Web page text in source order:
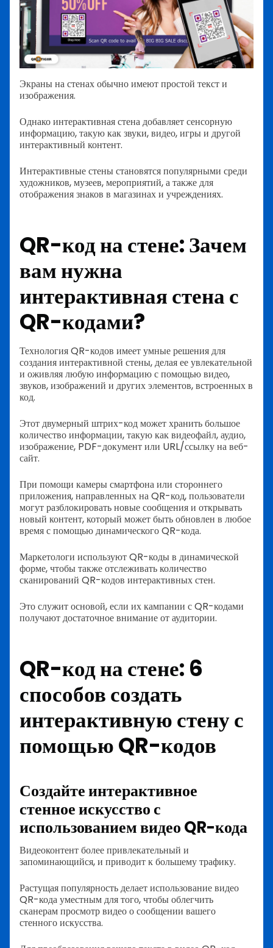
Экраны на стенах обычно имеют простой текст и
изображения.
Однако интерактивная стена добавляет сенсорную
информацию, такую как звуки, видео, игры и другой
интерактивный контент.
Интерактивные стены становятся популярными среди
художников, музеев, мероприятий, а также для
отображения знаков в магазинах и учреждениях.
QR-код на стене: Зачем
вам нужна
интерактивная стена с
QR-кодами?
Технология QR-кодов имеет умные решения для
создания интерактивной стены, делая ее увлекательной
и оживляя любую информацию с помощью видео,
звуков, изображений и других элементов, встроенных в
код.
Этот двумерный штрих-код может хранить большое
количество информации, такую как видеофайл, аудио,
изображение, PDF-документ или URL/ссылку на веб-
сайт.
При помощи камеры смартфона или стороннего
приложения, направленных на QR-код, пользователи
могут разблокировать новые сообщения и открывать
новый контент, который может быть обновлен в любое
время с помощью динамического QR-кода.
Маркетологи используют QR-коды в динамической
форме, чтобы также отслеживать количество
сканирований QR-кодов интерактивных стен.
Это служит основой, если их кампании с QR-кодами
получают достаточное внимание от аудитории.
QR-код на стене: 6
способов создать
интерактивную стену с
помощью QR-кодов
Создайте интерактивное
стенное искусство с
использованием видео QR-кода
Видеоконтент более привлекательный и
запоминающийся, и приводит к большему трафику.
Растущая популярность делает использование видео
QR-кода уместным для того, чтобы облегчить
сканерам просмотр видео о сообщении вашего
стенного искусства.